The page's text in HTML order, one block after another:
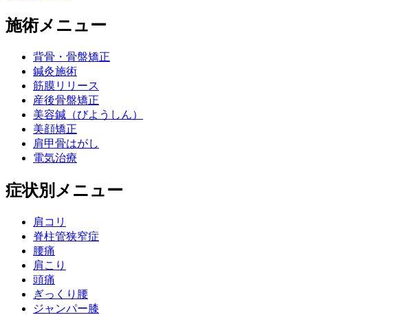
施術メニュー
背骨・骨盤矯正
鍼灸施術
筋膜リリース
産後骨盤矯正
美容鍼（びようしん）
美顔矯正
肩甲骨はがし
電気治療
症状別メニュー
肩コリ
脊柱管狭窄症
腰痛
肩こり
頭痛
ぎっくり腰
ジャンパー膝